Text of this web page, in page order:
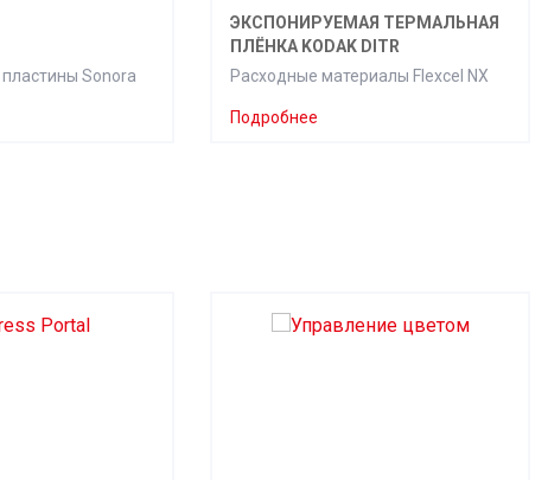
Sonora
ЭКСПОНИРУЕМАЯ ТЕРМАЛЬНАЯ
ПЛЁНКА KODAK DITR
Расходные материалы Flexcel NX
Подробнее